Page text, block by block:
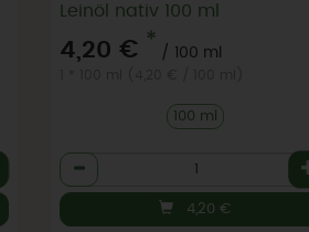
Leinöl nativ 100 ml
4,20 € *
/ 100 ml
100 ml
Anzahl
4,20 €